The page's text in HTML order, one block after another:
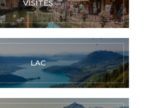
VISITES
LAC